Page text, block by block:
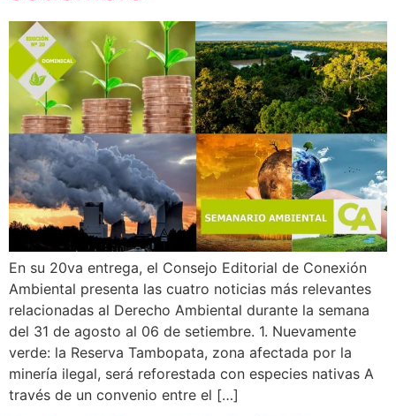
En su 20va entrega, el Consejo Editorial de Conexión
Ambiental presenta las cuatro noticias más relevantes
relacionadas al Derecho Ambiental durante la semana
del 31 de agosto al 06 de setiembre. 1. Nuevamente
verde: la Reserva Tambopata, zona afectada por la
minería ilegal, será reforestada con especies nativas A
través de un convenio entre el […]